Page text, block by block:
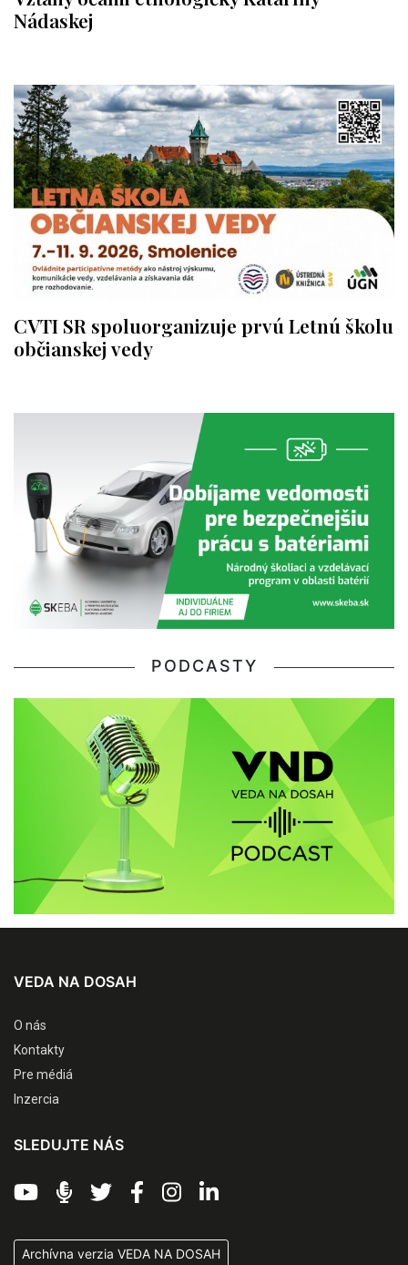
Nádaskej
CVTI SR spoluorganizuje prvú Letnú školu
občianskej vedy
PODCASTY
VEDA NA DOSAH
O nás
Kontakty
Pre médiá
Inzercia
SLEDUJTE NÁS
Archívna verzia VEDA NA DOSAH